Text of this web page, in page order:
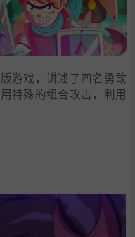
游戏，讲述了四名勇敢
特殊的组合攻击，利用